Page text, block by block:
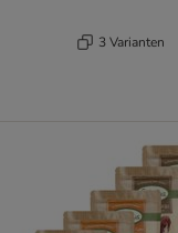
3 Varianten